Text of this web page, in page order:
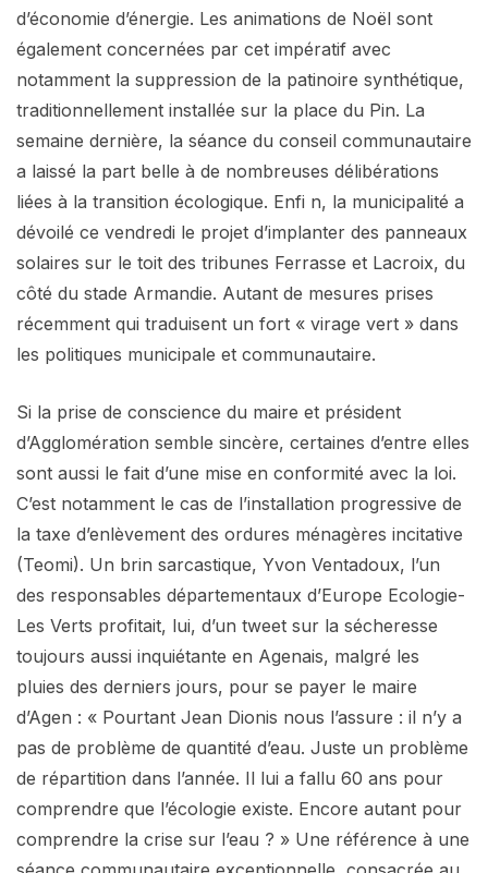
d’économie d’énergie. Les animations de Noël sont
également concernées par cet impératif avec
notamment la suppression de la patinoire synthétique,
traditionnellement installée sur la place du Pin. La
semaine dernière, la séance du conseil communautaire
a laissé la part belle à de nombreuses délibérations
liées à la transition écologique. Enfi n, la municipalité a
dévoilé ce vendredi le projet d’implanter des panneaux
solaires sur le toit des tribunes Ferrasse et Lacroix, du
côté du stade Armandie. Autant de mesures prises
récemment qui traduisent un fort « virage vert » dans
les politiques municipale et communautaire.
Si la prise de conscience du maire et président
d’Agglomération semble sincère, certaines d’entre elles
sont aussi le fait d’une mise en conformité avec la loi.
C’est notamment le cas de l’installation progressive de
la taxe d’enlèvement des ordures ménagères incitative
(Teomi). Un brin sarcastique, Yvon Ventadoux, l’un
des responsables départementaux d’Europe Ecologie-
Les Verts profitait, lui, d’un tweet sur la sécheresse
toujours aussi inquiétante en Agenais, malgré les
pluies des derniers jours, pour se payer le maire
d’Agen : « Pourtant Jean Dionis nous l’assure : il n’y a
pas de problème de quantité d’eau. Juste un problème
de répartition dans l’année. Il lui a fallu 60 ans pour
comprendre que l’écologie existe. Encore autant pour
comprendre la crise sur l’eau ? » Une référence à une